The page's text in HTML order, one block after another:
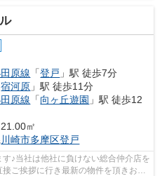
原線 「登戸 」駅 徒歩7分
宿河原 」駅 徒歩11分
原線 「向ヶ丘遊園 」駅 徒歩12
㎡
川崎市多摩区登戸
♪当社は他社に負けない総合仲介店を
ご挨拶に行き最新の物件を頂きお客